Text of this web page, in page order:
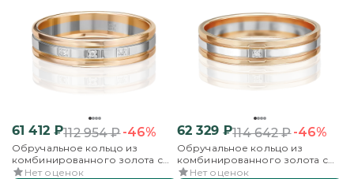
61 412₽112 954₽-46%
Обручальное кольцо из
комбинированного золота с
бриллиантами
Нет оценок
62 329₽114 642₽-46%
Обручальное кольцо из
комбинированного золота с
бриллиантом
Нет оценок